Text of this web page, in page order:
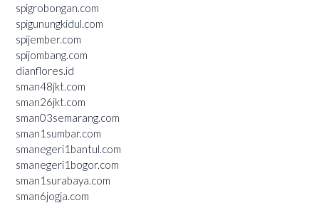
spigrobongan.com
spigunungkidul.com
spijember.com
spijombang.com
dianflores.id
sman48jkt.com
sman26jkt.com
sman03semarang.com
sman1sumbar.com
smanegeri1bantul.com
smanegeri1bogor.com
sman1surabaya.com
sman6jogja.com